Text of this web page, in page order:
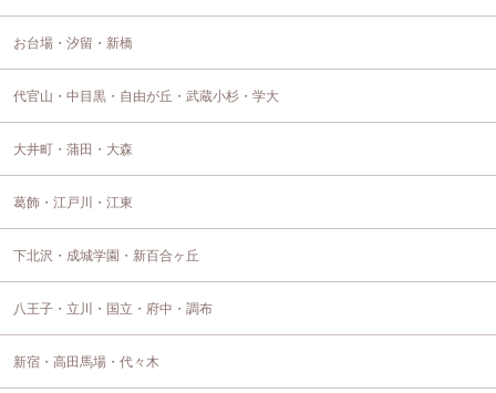
お台場・汐留・新橋
代官山・中目黒・自由が丘・武蔵小杉・学大
大井町・蒲田・大森
葛飾・江戸川・江東
下北沢・成城学園・新百合ヶ丘
八王子・立川・国立・府中・調布
新宿・高田馬場・代々木